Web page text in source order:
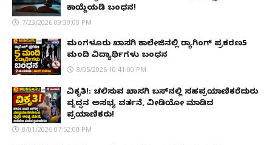
ಕಾಯ್ದೆಯಡಿ ಬಂಧನ!
7/23/2026 09:30:00 PM
ಮಂಗಳೂರು ಖಾಸಗಿ ಕಾಲೇಜಿನಲ್ಲಿ ರ‌್ಯಾಗಿಂಗ್ ಪ್ರಕರಣ5
ಮಂದಿ ವಿದ್ಯಾರ್ಥಿಗಳು ಬಂಧನ
8/05/2026 10:41:00 PM
ವಿಕೃತಿ!: ಚಲಿಸುವ ಖಾಸಗಿ ಬಸ್‌ನಲ್ಲಿ ಸಹಪ್ರಯಾಣಿಕರೆದುರು
ವೃದ್ಧನ ಅಸಭ್ಯ ವರ್ತನೆ, ವೀಡಿಯೋ ಮಾಡಿದ
ಪ್ರಯಾಣಿಕರು!
8/01/2026 07:52:00 PM